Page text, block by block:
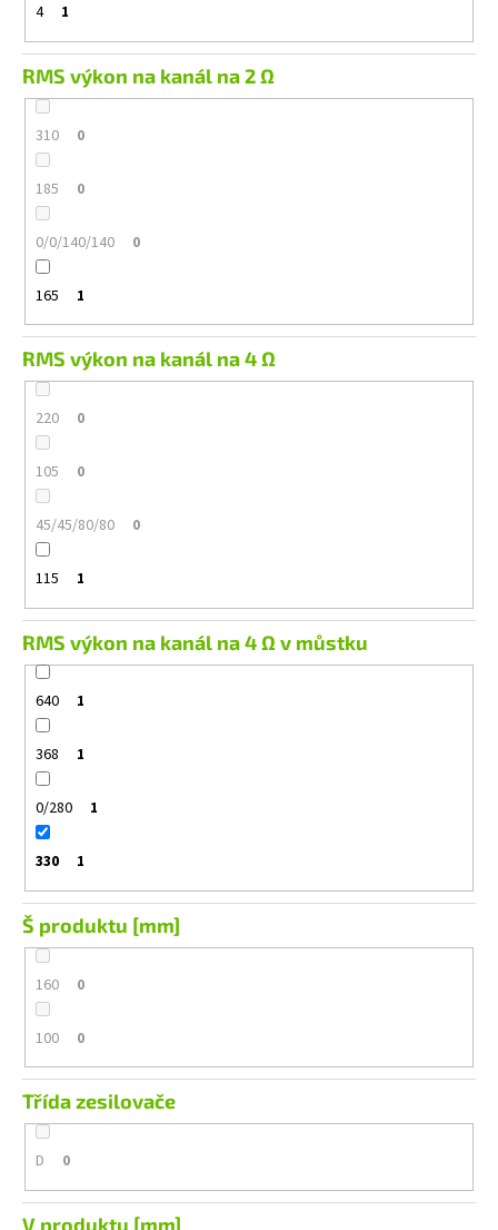
4 1
RMS výkon na kanál na 2 Ω
310 0
185 0
0/0/140/140 0
165 1
RMS výkon na kanál na 4 Ω
220 0
105 0
45/45/80/80 0
115 1
RMS výkon na kanál na 4 Ω v můstku
640 1
368 1
0/280 1
330 1
Š produktu [mm]
160 0
100 0
Třída zesilovače
D 0
V produktu [mm]